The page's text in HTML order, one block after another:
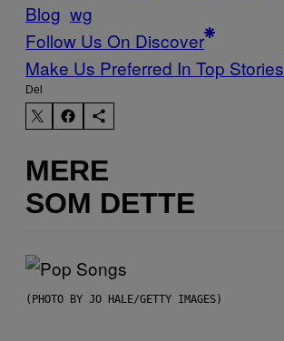
Blog wg
Follow Us On Discover
Make Us Preferred In Top Stories
Del
MERE
SOM DETTE
(PHOTO BY JO HALE/GETTY IMAGES)